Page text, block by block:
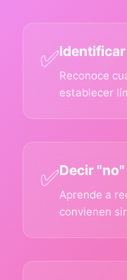
✅
Reconoce
establecer
✅Decir
Aprende a
convienen